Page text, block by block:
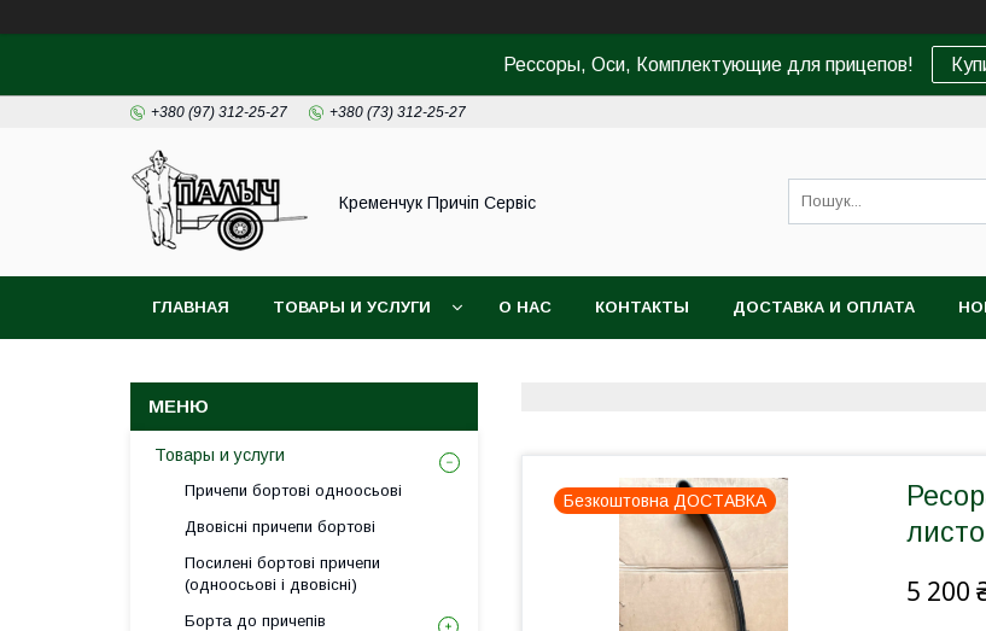
Рессоры, Оси, Комплектующие для прицепов!
+380 (97) 312-25-27 +380 (73) 312-25-27
Кременчук Причіп Сервіс
ГЛАВНАЯ ТОВАРЫ И УСЛУГИ О НАС КОНТАКТЫ ДОСТАВКА И ОПЛАТА
Безкоштовна ДОСТАВКА
5 200
Товары и услуги
Причепи бортові одноосьові
Двовісні причепи бортові
Посилені бортові причепи
(одноосьові і двовісні)
Борта до причепів